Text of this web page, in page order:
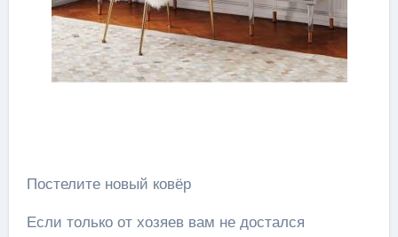
Постелите новый ковёр
Если только от хозяев вам не достался